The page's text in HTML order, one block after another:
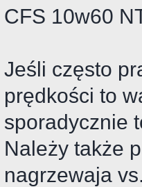
CFS 10w60
Jeśli często
prędkości to
sporadycznie
Należy także
nagrzewaja